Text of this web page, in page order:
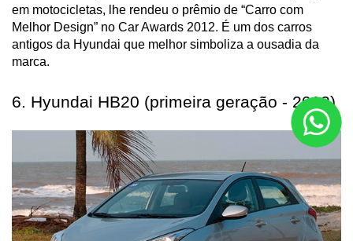
em motocicletas, lhe rendeu o prêmio de “Carro com
Melhor Design” no Car Awards 2012. É um dos carros
antigos da Hyundai que melhor simboliza a ousadia da
marca.
6. Hyundai HB20 (primeira geração - 2012)